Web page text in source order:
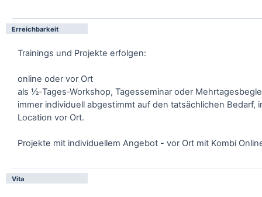
Erreichbarkeit
Trainings und Projekte erfolgen:
online oder vor Ort
als ½‑Tages‑Workshop, Tagesseminar oder
immer individuell abgestimmt auf den tatsächlichen Bedarf,
Location vor Ort.
Projekte mit individuellem Angebot - vor Ort mit Kombi
Vita